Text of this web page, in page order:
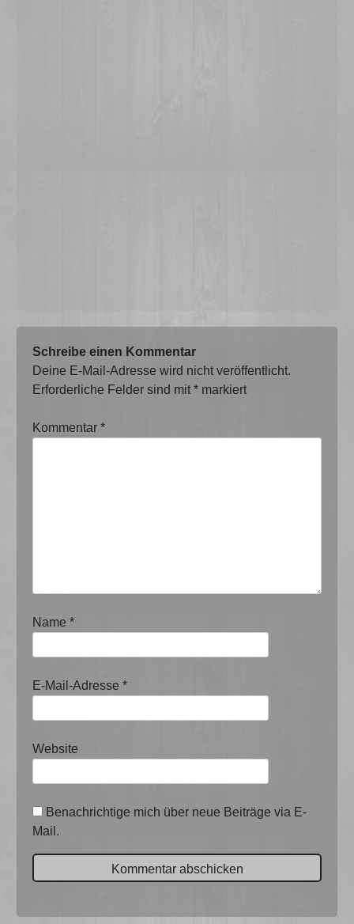
Schreibe einen Kommentar
Deine E-Mail-Adresse wird nicht veröffentlicht.
Erforderliche Felder sind mit* markiert
Kommentar*
Name*
E-Mail-Adresse*
Website
Benachrichtige mich über neue Beiträge via E-
Mail.